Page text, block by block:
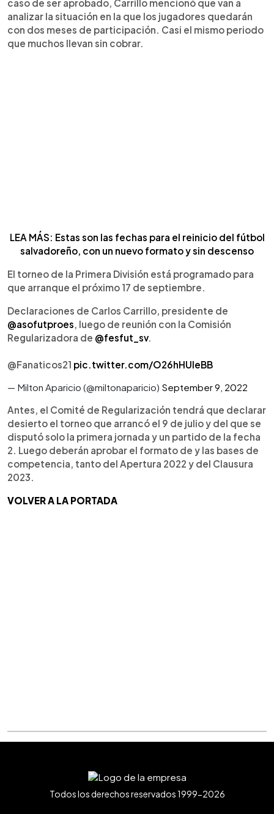
caso de ser aprobado, Carrillo mencionó que van a
analizar la situación en la que los jugadores quedarán
con dos meses de participación. Casi el mismo periodo
que muchos llevan sin cobrar.
LEA MÁS: Estas son las fechas para el reinicio del fútbol
salvadoreño, con un nuevo formato y sin descenso
El torneo de la Primera División está programado para
que arranque el próximo 17 de septiembre.
Declaraciones de Carlos Carrillo, presidente de
@asofutproes, luego de reunión con la Comisión
Regularizadora de @fesfut_sv.
@Fanaticos21 pic.twitter.com/O26hHUIeBB
— Milton Aparicio (@miltonaparicio) September 9, 2022
Antes, el Comité de Regularización tendrá que declarar
desierto el torneo que arrancó el 9 de julio y del que se
disputó solo la primera jornada y un partido de la fecha
2. Luego deberán aprobar el formato de y las bases de
competencia, tanto del Apertura 2022 y del Clausura
2023.
VOLVER A LA PORTADA
Todos los derechos reservados 1999-2026